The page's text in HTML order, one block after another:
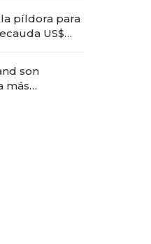
píldora para
US$
son
más